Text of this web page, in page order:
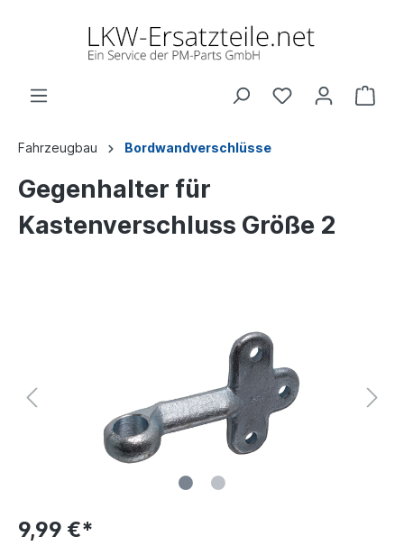
Fahrzeugbau Bordwandverschlüsse
Gegenhalter für
Kastenverschluss Größe 2
9,99 €*